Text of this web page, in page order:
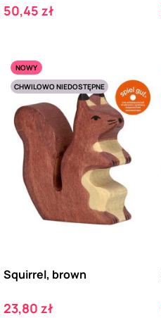
Cena
50,45 zł
NOWY
CHWILOWO NIEDOSTĘPNE
Squirrel, brown
Cena
23,80 zł